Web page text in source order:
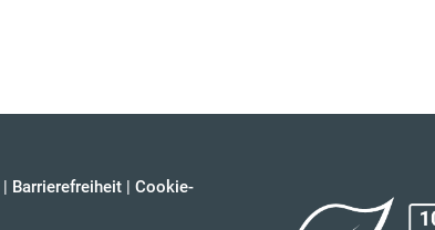
| Barrierefreiheit | Cookie-